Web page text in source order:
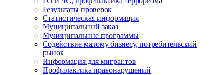
Результаты проверок
Статистическая информация
Муниципальный заказ
Муниципальные программы
Содействие малому бизнесу, потребительский
рынок
Информация для мигрантов
Профилактика правонарушений